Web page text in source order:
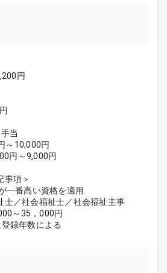
円
当
～10,000円
円～9,000円
事項＞
番高い資格を適用
福祉士／社会福祉主事
，000円
録年数による